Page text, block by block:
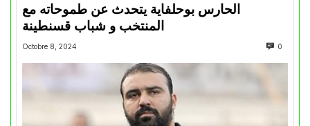
الحارس بوحلفاية يتحدث عن طموحاته مع
المنتخب و شباب قسنطينة
Octobre 8, 2024 0